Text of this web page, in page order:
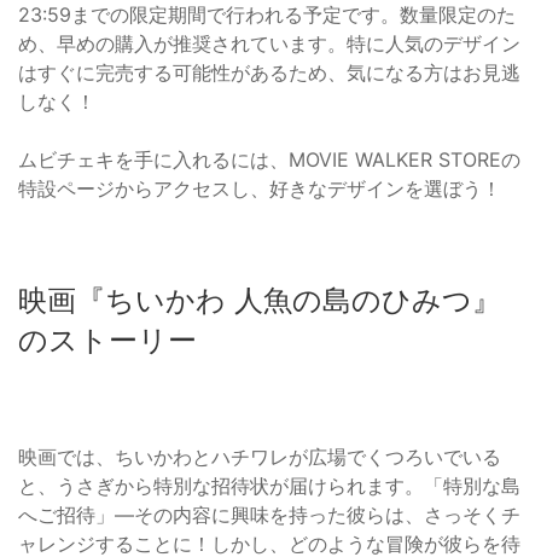
23:59までの限定期間で行われる予定です。数量限定のた
め、早めの購入が推奨されています。特に人気のデザイン
はすぐに完売する可能性があるため、気になる方はお見逃
しなく！
ムビチェキを手に入れるには、MOVIE WALKER STOREの
特設ページからアクセスし、好きなデザインを選ぼう！
映画『ちいかわ 人魚の島のひみつ』
のストーリー
映画では、ちいかわとハチワレが広場でくつろいでいる
と、うさぎから特別な招待状が届けられます。「特別な島
へご招待」—その内容に興味を持った彼らは、さっそくチ
ャレンジすることに！しかし、どのような冒険が彼らを待